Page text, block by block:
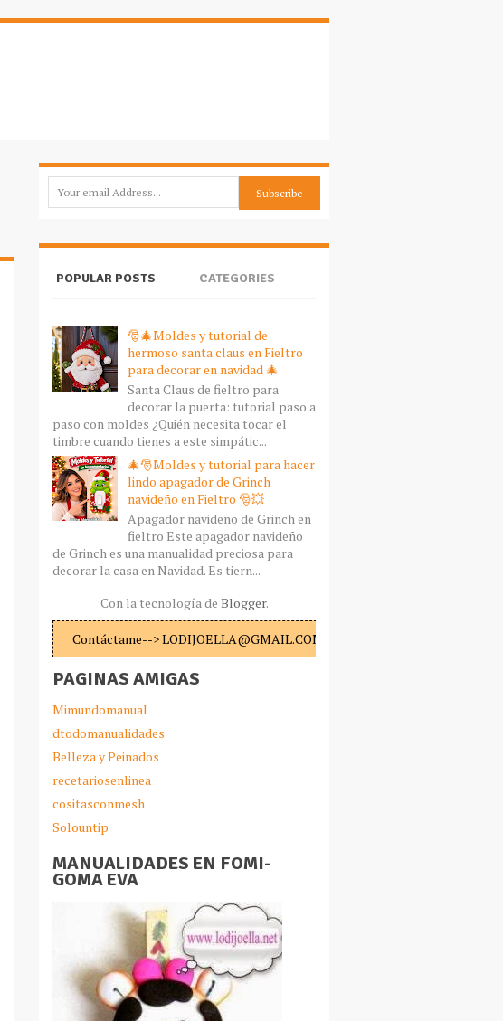
POPULAR POSTS CATEGORIES
🎅🎄Moldes y tutorial de
hermoso santa claus en Fieltro
para decorar en navidad 🎄
Santa Claus de fieltro para
decorar la puerta: tutorial paso a
paso con moldes ¿Quién necesita tocar el
timbre cuando tienes a este simpátic...
🎄🎅Moldes y tutorial para hacer
lindo apagador de Grinch
navideño en Fieltro 🎅💥
Apagador navideño de Grinch en
fieltro Este apagador navideño
de Grinch es una manualidad preciosa para
decorar la casa en Navidad. Es tiern...
Con la tecnología de Blogger.
Contáctame--> LODIJOELLA@GMAIL.COM
PAGINAS AMIGAS
Mimundomanual
dtodomanualidades
Belleza y Peinados
recetariosenlinea
cositasconmesh
Solountip
MANUALIDADES EN FOMI-
GOMA EVA